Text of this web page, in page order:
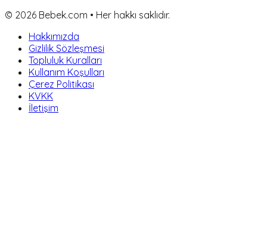
© 2026 Bebek.com • Her hakkı saklıdır.
Hakkımızda
Gizlilik Sözleşmesi
Topluluk Kuralları
Kullanım Koşulları
Çerez Politikası
KVKK
İletişim